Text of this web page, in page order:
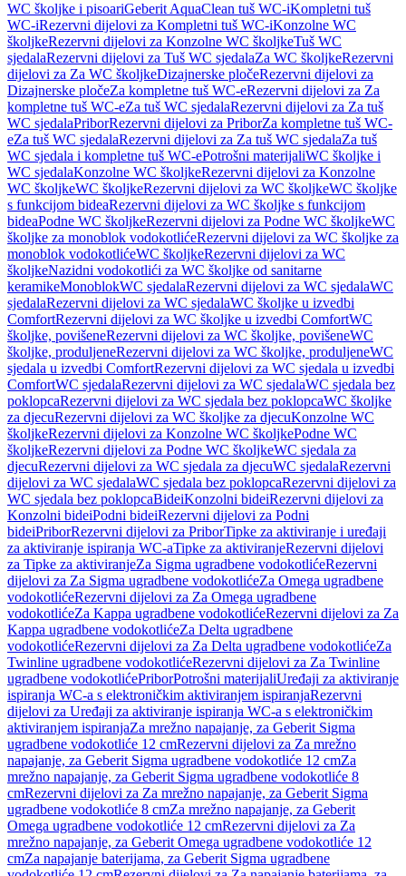
WC školjke i pisoariGeberit AquaClean tuš WC-iKompletni tuš
WC-iRezervni dijelovi za Kompletni tuš WC-iKonzolne WC
školjkeRezervni dijelovi za Konzolne WC školjkeTuš WC
sjedalaRezervni dijelovi za Tuš WC sjedalaZa WC školjkeRezervni
dijelovi za Za WC školjkeDizajnerske pločeRezervni dijelovi za
Dizajnerske pločeZa kompletne tuš WC-eRezervni dijelovi za Za
kompletne tuš WC-eZa tuš WC sjedalaRezervni dijelovi za Za tuš
WC sjedalaPriborRezervni dijelovi za PriborZa kompletne tuš WC-
eZa tuš WC sjedalaRezervni dijelovi za Za tuš WC sjedalaZa tuš
WC sjedala i kompletne tuš WC-ePotrošni materijaliWC školjke i
WC sjedalaKonzolne WC školjkeRezervni dijelovi za Konzolne
WC školjkeWC školjkeRezervni dijelovi za WC školjkeWC školjke
s funkcijom bideaRezervni dijelovi za WC školjke s funkcijom
bideaPodne WC školjkeRezervni dijelovi za Podne WC školjkeWC
školjke za monoblok vodokotlićeRezervni dijelovi za WC školjke za
monoblok vodokotlićeWC školjkeRezervni dijelovi za WC
školjkeNazidni vodokotlići za WC školjke od sanitarne
keramikeMonoblokWC sjedalaRezervni dijelovi za WC sjedalaWC
sjedalaRezervni dijelovi za WC sjedalaWC školjke u izvedbi
ComfortRezervni dijelovi za WC školjke u izvedbi ComfortWC
školjke, povišeneRezervni dijelovi za WC školjke, povišeneWC
školjke, produljeneRezervni dijelovi za WC školjke, produljeneWC
sjedala u izvedbi ComfortRezervni dijelovi za WC sjedala u izvedbi
ComfortWC sjedalaRezervni dijelovi za WC sjedalaWC sjedala bez
poklopcaRezervni dijelovi za WC sjedala bez poklopcaWC školjke
za djecuRezervni dijelovi za WC školjke za djecuKonzolne WC
školjkeRezervni dijelovi za Konzolne WC školjkePodne WC
školjkeRezervni dijelovi za Podne WC školjkeWC sjedala za
djecuRezervni dijelovi za WC sjedala za djecuWC sjedalaRezervni
dijelovi za WC sjedalaWC sjedala bez poklopcaRezervni dijelovi za
WC sjedala bez poklopcaBideiKonzolni bideiRezervni dijelovi za
Konzolni bideiPodni bideiRezervni dijelovi za Podni
bideiPriborRezervni dijelovi za PriborTipke za aktiviranje i uređaji
za aktiviranje ispiranja WC-aTipke za aktiviranjeRezervni dijelovi
za Tipke za aktiviranjeZa Sigma ugradbene vodokotlićeRezervni
dijelovi za Za Sigma ugradbene vodokotlićeZa Omega ugradbene
vodokotlićeRezervni dijelovi za Za Omega ugradbene
vodokotlićeZa Kappa ugradbene vodokotlićeRezervni dijelovi za Za
Kappa ugradbene vodokotlićeZa Delta ugradbene
vodokotlićeRezervni dijelovi za Za Delta ugradbene vodokotlićeZa
Twinline ugradbene vodokotlićeRezervni dijelovi za Za Twinline
ugradbene vodokotlićePriborPotrošni materijaliUređaji za aktiviranje
ispiranja WC-a s elektroničkim aktiviranjem ispiranjaRezervni
dijelovi za Uređaji za aktiviranje ispiranja WC-a s elektroničkim
aktiviranjem ispiranjaZa mrežno napajanje, za Geberit Sigma
ugradbene vodokotliće 12 cmRezervni dijelovi za Za mrežno
napajanje, za Geberit Sigma ugradbene vodokotliće 12 cmZa
mrežno napajanje, za Geberit Sigma ugradbene vodokotliće 8
cmRezervni dijelovi za Za mrežno napajanje, za Geberit Sigma
ugradbene vodokotliće 8 cmZa mrežno napajanje, za Geberit
Omega ugradbene vodokotliće 12 cmRezervni dijelovi za Za
mrežno napajanje, za Geberit Omega ugradbene vodokotliće 12
cmZa napajanje baterijama, za Geberit Sigma ugradbene